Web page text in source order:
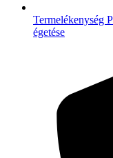
Termelékenység
égetése